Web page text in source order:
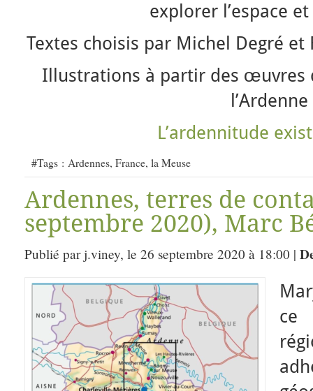
explorer l’espace
Textes choisis par Michel Degré
Illustrations à partir des œuvres
l’Ardenne
L’ardennitude
#Tags : Ardennes, France, la Meuse
Ardennes, terres de
septembre 2020), Marc
Publié par j.viney, le 26 septembre 2020 à 18:00 |
ce